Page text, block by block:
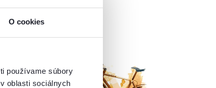
O cookies
používame súbory
oblasti sociálnych